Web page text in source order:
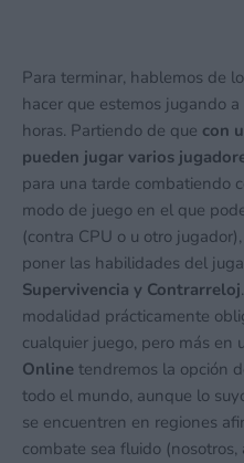
Para terminar, hablemos de
hacer que estemos jugando
horas. Partiendo de que con
pueden jugar varios
para una tarde combatiendo
modo de juego en el que
(contra CPU o u otro
poner las habilidades del
Supervivencia y Contrarreloj
modalidad prácticamente
cualquier juego, pero más en
Online tendremos la opción
todo el mundo, aunque lo
se encuentren en regiones
combate sea fluido